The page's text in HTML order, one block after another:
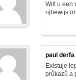
Wilt u een
rijbewijs
paul derfa
Existuje
průkazů a